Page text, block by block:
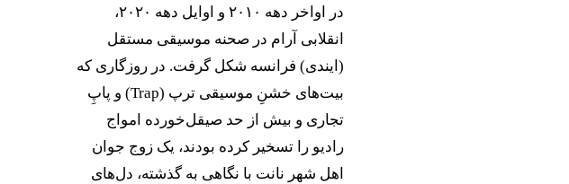
در اواخر دهه ۲۰۱۰ و اوایل دهه ۲۰۲۰،
انقلابی آرام در صحنه موسیقی مستقل
(ایندی) فرانسه شکل گرفت. در روزگاری که
بیت‌های خشنِ موسیقی ترپ (Trap) و پاپِ
تجاری و بیش از حد صیقل‌خورده امواج
رادیو را تسخیر کرده بودند، یک زوج جوان
اهل شهر نانت با نگاهی به گذشته، دل‌های